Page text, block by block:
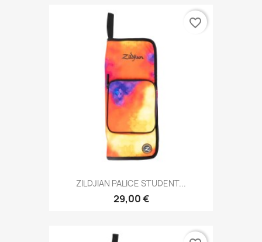
ZILDJIAN PALICE STUDENT...
29,00 €
favorite_border